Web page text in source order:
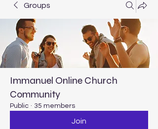
Groups
Immanuel Online Church
Community
Public · 35 members
Join